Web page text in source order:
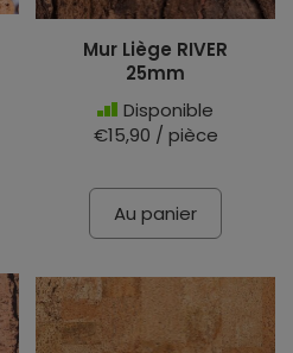
Mur Liège RIVER
25mm
Disponible
€15,90 / pièce
Au panier